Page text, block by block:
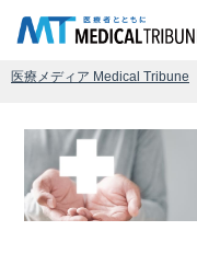
医療メディア Medical Tribune